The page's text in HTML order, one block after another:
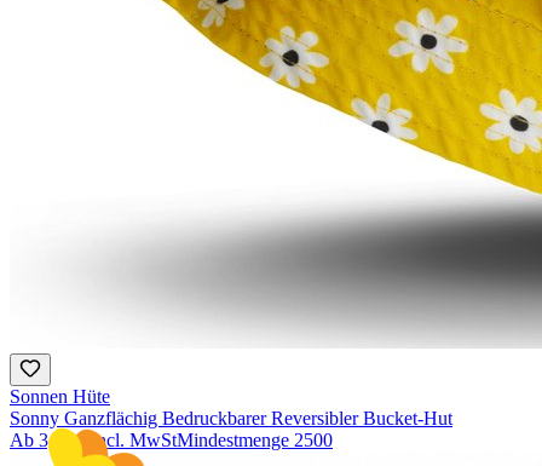
Sonnen Hüte
Sonny Ganzflächig Bedruckbarer Reversibler Bucket-Hut
Ab 3,17 € incl. MwStMindestmenge 2500